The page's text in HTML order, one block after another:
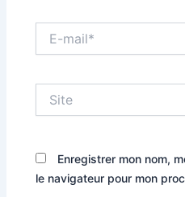
mail*
Enregistrer mon nom,
le navigateur pour mon